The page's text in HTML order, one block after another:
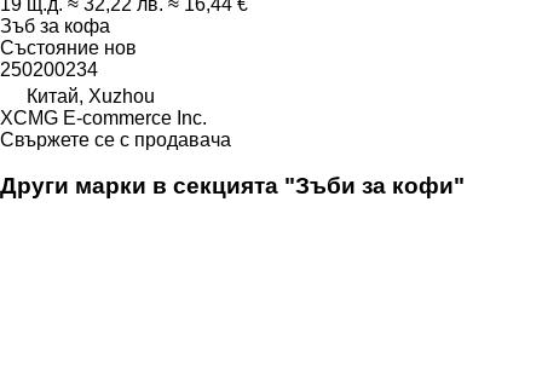
Зъб за кофа
Състояние нов
250200234
Китай, Xuzhou
XCMG E-commerce Inc.
Свържете се с продавача
Други марки в секцията "Зъби за кофи"